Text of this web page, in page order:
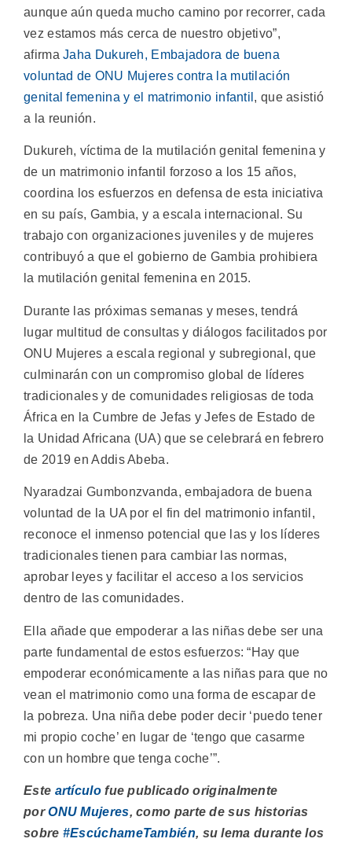
aunque aún queda mucho camino por recorrer, cada
vez estamos más cerca de nuestro objetivo”,
afirmaJaha Dukureh, Embajadora de buena
voluntad de ONU Mujeres contra la mutilación
genital femenina y el matrimonio infantil , que asistió
a la reunión.
Dukureh, víctima de la mutilación genital femenina y
de un matrimonio infantil forzoso a los 15 años,
coordina los esfuerzos en defensa de esta iniciativa
en su país, Gambia, y a escala internacional. Su
trabajo con organizaciones juveniles y de mujeres
contribuyó a que el gobierno de Gambia prohibiera
la mutilación genital femenina en 2015.
Durante las próximas semanas y meses, tendrá
lugar multitud de consultas y diálogos facilitados por
ONU Mujeres a escala regional y subregional, que
culminarán con un compromiso global de líderes
tradicionales y de comunidades religiosas de toda
África en la Cumbre de Jefas y Jefes de Estado de
la Unidad Africana (UA) que se celebrará en febrero
de 2019 en Addis Abeba.
Nyaradzai Gumbonzvanda, embajadora de buena
voluntad de la UA por el fin del matrimonio infantil,
reconoce el inmenso potencial que las y los líderes
tradicionales tienen para cambiar las normas,
aprobar leyes y facilitar el acceso a los servicios
dentro de las comunidades.
Ella añade que empoderar a las niñas debe ser una
parte fundamental de estos esfuerzos: “Hay que
empoderar económicamente a las niñas para que no
vean el matrimonio como una forma de escapar de
la pobreza. Una niña debe poder decir ‘puedo tener
mi propio coche’ en lugar de ‘tengo que casarme
con un hombre que tenga coche’”.
Este artículofue publicado originalmente
porONU Mujeres, como parte de sus historias
sobre #EscúchameTambién, su lema durante los